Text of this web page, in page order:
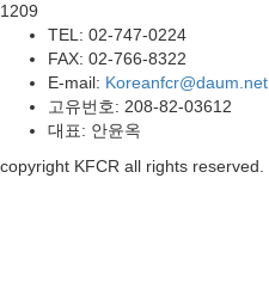
1209
TEL: 02-747-0224
FAX: 02-766-8322
E-mail: Koreanfcr@daum.net
고유번호: 208-82-03612
대표: 안윤옥
copyright KFCR all rights reserved.